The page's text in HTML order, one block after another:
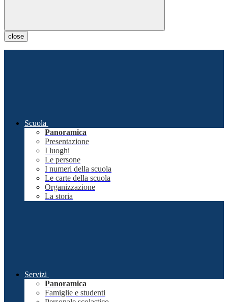
close
Scuola
Panoramica
Presentazione
I luoghi
Le persone
I numeri della scuola
Le carte della scuola
Organizzazione
La storia
Servizi
Panoramica
Famiglie e studenti